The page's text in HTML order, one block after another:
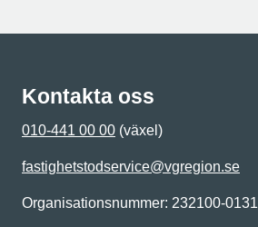
Kontakta oss
010-441 00 00 (växel)
fastighetstodservice@vgregion.se
Organisationsnummer: 232100-0131